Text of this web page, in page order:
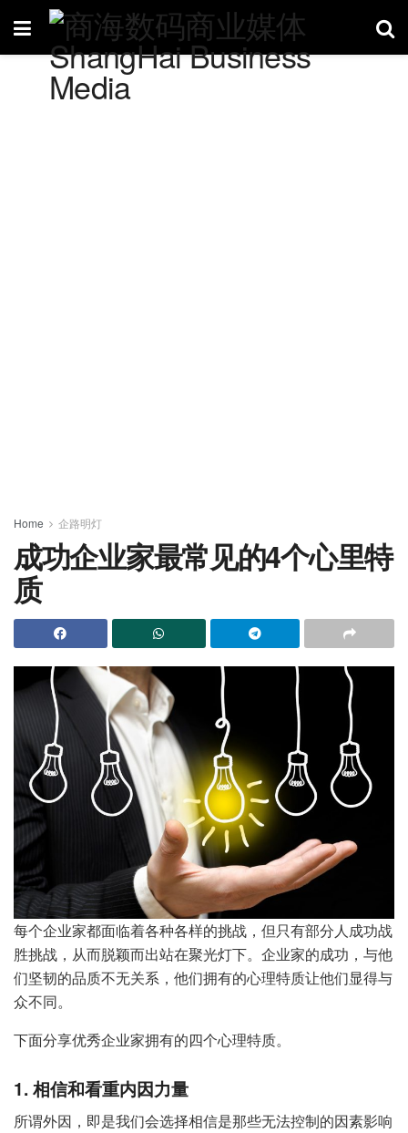
Home 企路明灯
成功企业家最常见的4个心里特
质
每个企业家都面临着各种各样的挑战，但只有部分人成功战
胜挑战，从而脱颖而出站在聚光灯下。企业家的成功，与他
们坚韧的品质不无关系，他们拥有的心理特质让他们显得与
众不同。
下面分享优秀企业家拥有的四个心理特质。
1. 相信和看重内因力量
所谓外因，即是我们会选择相信是那些无法控制的因素影响